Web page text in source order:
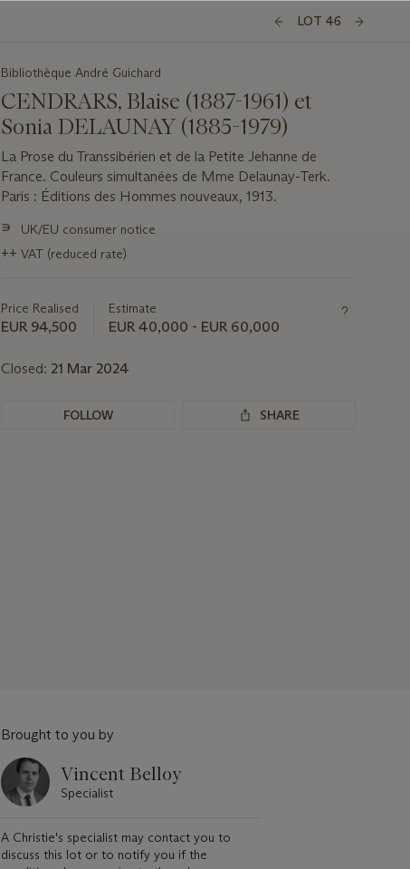
LOT 46
Bibliothèque André Guichard
CENDRARS, Blaise (1887-1961) et
Sonia DELAUNAY (1885-1979)
La Prose du Transsibérien et de la Petite Jehanne de
France. Couleurs simultanées de Mme Delaunay-Terk.
Paris : Éditions des Hommes nouveaux, 1913.
Important
about
∍ UK/EU consumer notice
++ VAT (reduced rate)
Price Realised
EUR 94,500
Estimate
EUR 40,000 - EUR 60,000
Closed: 21 Mar 2024
FOLLOW SHARE
Brought to you by
Vincent Belloy
Specialist
A Christie's specialist may contact you to
discuss this lot or to notify you if the